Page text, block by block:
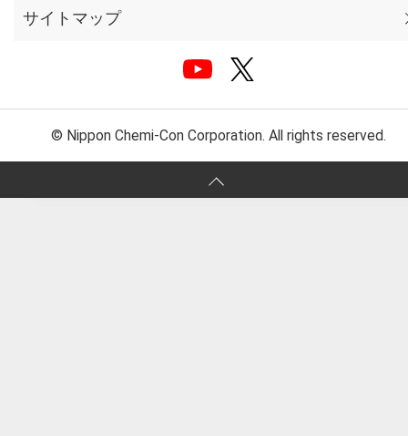
サイトマップ
© Nippon Chemi-Con Corporation. All rights reserved.